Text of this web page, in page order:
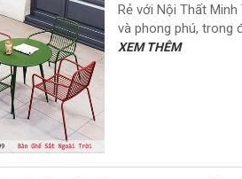
Rẻ với Nội Thất
và phong phú, trong
XEM THÊM